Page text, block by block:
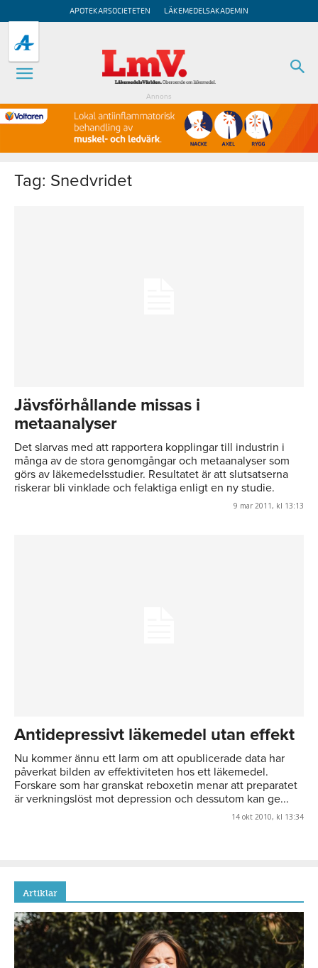
APOTEKARSOCIETETEN LÄKEMEDELSAKADEMIN
Annons
Tag: Snedvridet
Jävsförhållande missas i
metaanalyser
Det slarvas med att rapportera kopplingar till industrin i
många av de stora genomgångar och metaanalyser som
görs av läkemedelsstudier. Resultatet är att slutsatserna
riskerar bli vinklade och felaktiga enligt en ny studie.
9 mar 2011, kl 13:13
Antidepressivt läkemedel utan effekt
Nu kommer ännu ett larm om att opublicerade data har
påverkat bilden av effektiviteten hos ett läkemedel.
Forskare som har granskat reboxetin menar att preparatet
är verkningslöst mot depression och dessutom kan ge...
14 okt 2010, kl 13:34
Artiklar